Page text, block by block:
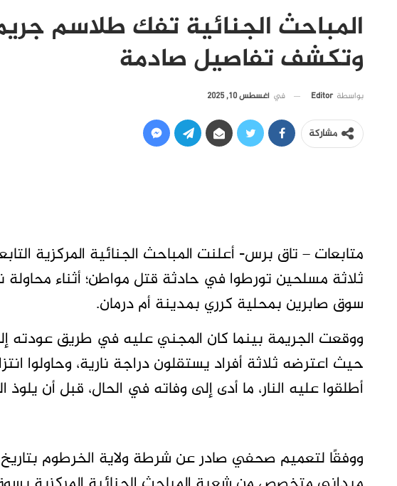
المباحث الجنائية تفك طلاسم
وتكشف تفاصيل صادمة
بواسطة Editor في أغسطس 10, 2025
مشاركة
متابعات – تاق برس- أعلنت المباحث الجنائية المركزية
ثلاثة مسلحين تورطوا في حادثة قتل مواطن؛ أثناء
سوق صابرين بمحلية كرري بمدينة أم درمان.
ووقعت الجريمة بينما كان المجني عليه في طريق عودته
حيث اعترضه ثلاثة أفراد يستقلون دراجة نارية، وحاولوا
أطلقوا عليه النار، ما أدى إلى وفاته في الحال، قبل أن يلوذ